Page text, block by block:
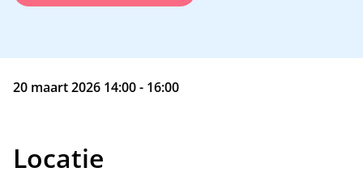
20 maart 2026 14:00 - 16:00
Locatie